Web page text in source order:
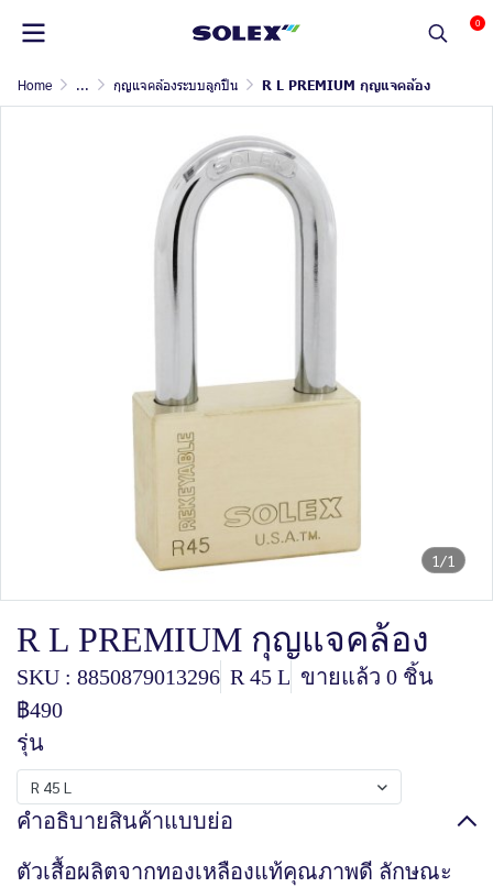
0
Home ... กุญแจคล้องระบบลูกปืน R L PREMIUM กุญแจคล้อง
1/1
R L PREMIUM กุญแจคล้อง
SKU : 8850879013296 R 45 L ขายแล้ว 0 ชิ้น
฿490
รุ่น
R 45 L
คำอธิบายสินค้าแบบย่อ
ตัวเสื้อผลิตจากทองเหลืองแท้คุณภาพดี ลักษณะ